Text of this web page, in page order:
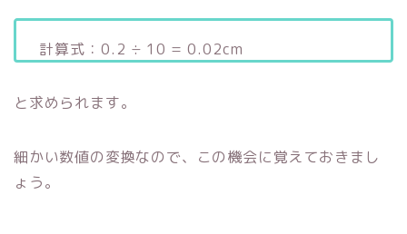
計算式：0.2 ÷ 10 = 0.02cm
と求められます。
細かい数値の変換なので、この機会に覚えておきまし
ょう。